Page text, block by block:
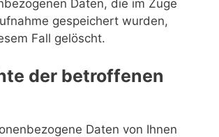
Daten, die im Zuge
gespeichert wurden,
Fall gelöscht.
der betroffenen
Daten von Ihnen